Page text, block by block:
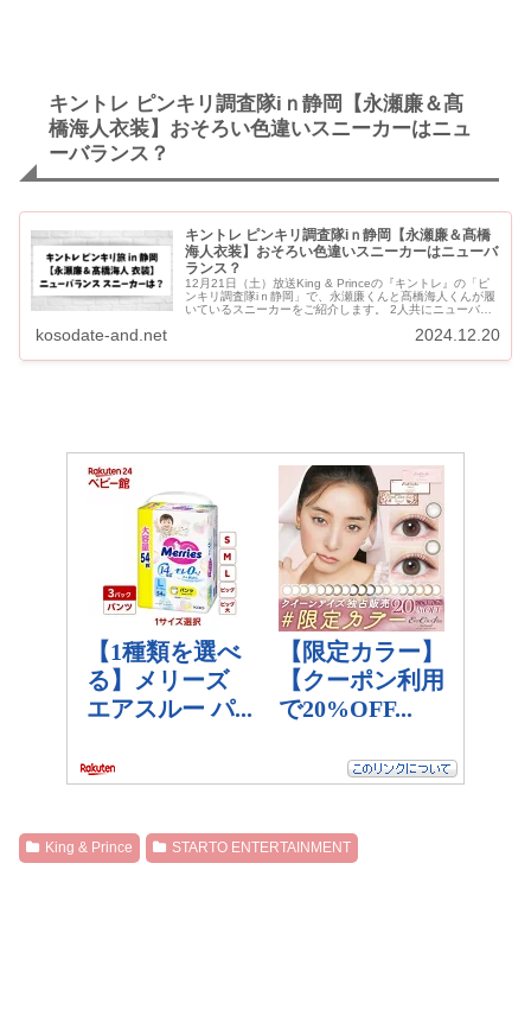
キントレ ピンキリ調査隊iｎ静岡【永瀬廉＆髙
橋海人衣装】おそろい色違いスニーカーはニュ
ーバランス？
キントレ ピンキリ調査隊iｎ静岡【永瀬廉＆髙橋
海人衣装】おそろい色違いスニーカーはニューバ
ランス？
12月21日（土）放送King & Princeの『キントレ』の「ピ
ンキリ調査隊iｎ静岡」で、永瀬廉くんと髙橋海人くんが履
いているスニーカーをご紹介します。 2人共にニューバラ
kosodate-and.net 2024.12.20
King & Prince STARTO ENTERTAINMENT